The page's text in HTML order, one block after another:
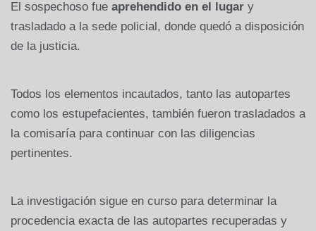
El sospechoso fue aprehendido en el lugar y
trasladado a la sede policial, donde quedó a disposición
de la justicia.
Todos los elementos incautados, tanto las autopartes
como los estupefacientes, también fueron trasladados a
la comisaría para continuar con las diligencias
pertinentes.
La investigación sigue en curso para determinar la
procedencia exacta de las autopartes recuperadas y